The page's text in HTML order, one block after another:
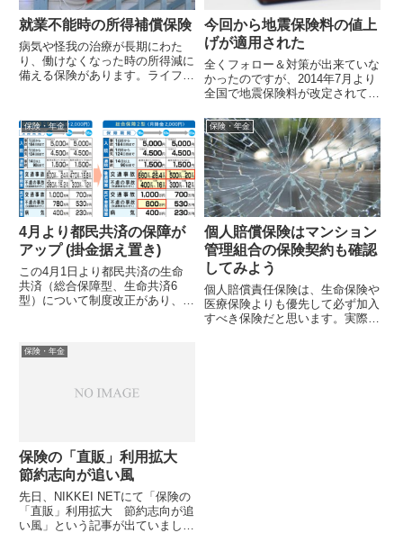
就業不能時の所得補償保険
病気や怪我の治療が長期にわた
り、働けなくなった時の所得減に
備える保険があります。ライフネ
が、支払条件は...
今回から地震保険料の値上
げが適用された
全くフォロー＆対策が出来ていな
かったのですが、2014年7月より
全国で地震保険料が改定されてい
定のご案内-AIU保険我が家は...
保険・年金
4月より都民共済の保障が
アップ (掛金据え置き)
この4月1日より都民共済の生命
共済（総合保障型、生命共済6
型）について制度改正があり、掛
証が送られて...
保険・年金
個人賠償保険はマンション
管理組合の保険契約も確認
してみよう
個人賠償責任保険は、生命保険や
医療保険よりも優先して必ず加入
すべき保険だと思います。実際
保険・年金
保険の「直販」利用拡大
節約志向が追い風
先日、NIKKEI NETにて「保険の
「直販」利用拡大 節約志向が追
い風」という記事が出ていまし